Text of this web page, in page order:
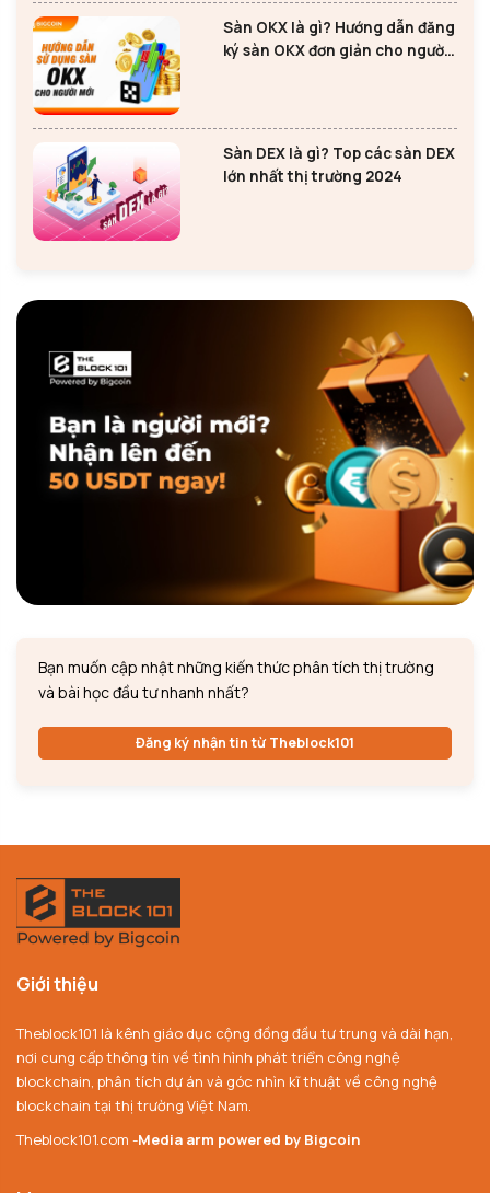
Sàn OKX là gì? Hướng dẫn đăng
ký sàn OKX đơn giản cho người
Sàn DEX là gì? Top các sàn DEX
lớn nhất thị trường 2024
Bạn muốn cập nhật những kiến thức phân tích thị trường
và bài học đầu tư nhanh nhất?
Đăng ký nhận tin từ Theblock101
Giới thiệu
Theblock101 là kênh giáo dục cộng đồng đầu tư trung và dài hạn,
nơi cung cấp thông tin về tình hình phát triển công nghệ
blockchain, phân tích dự án và góc nhìn kĩ thuật về công nghệ
blockchain tại thị trường Việt Nam.
Theblock101.com -Media arm powered by Bigcoin